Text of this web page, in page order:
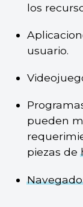
los
usuario.
pueden
piezas de